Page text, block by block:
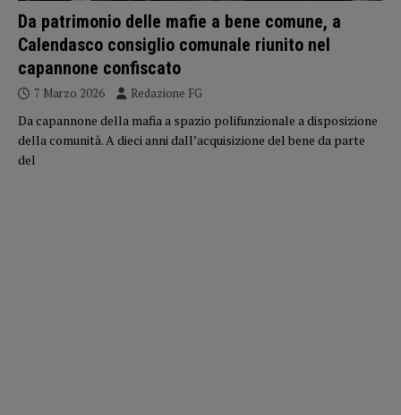
Da patrimonio delle mafie a bene comune, a
Calendasco consiglio comunale riunito nel
capannone confiscato
7 Marzo 2026 Redazione FG
Da capannone della mafia a spazio polifunzionale a disposizione
della comunità. A dieci anni dall’acquisizione del bene da parte
del